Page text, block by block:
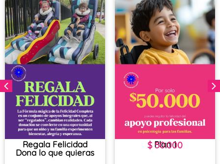
Regala Felicidad​
Dona lo que quieras
Plan 1
$ 50.000